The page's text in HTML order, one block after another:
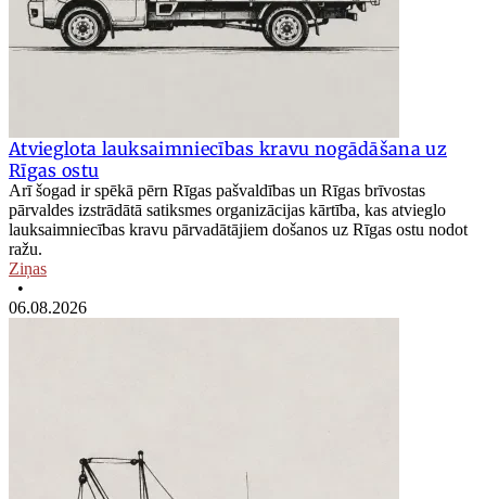
Atvieglota lauksaimniecības kravu nogādāšana uz
Rīgas ostu
Arī šogad ir spēkā pērn Rīgas pašvaldības un Rīgas brīvostas
pārvaldes izstrādātā satiksmes organizācijas kārtība, kas atvieglo
lauksaimniecības kravu pārvadātājiem došanos uz Rīgas ostu nodot
ražu.
Ziņas
•
06.08.2026